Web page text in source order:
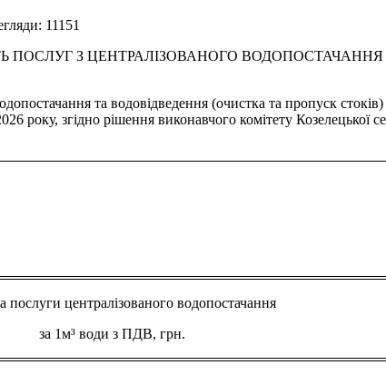
11151
З ЦЕНТРАЛІЗОВАНОГО
та водовідведення (очистка та пропуск
року, згідно рішення виконавчого комітету
послуги централізованого водопостачання
за 1м³ води з ПДВ, грн.